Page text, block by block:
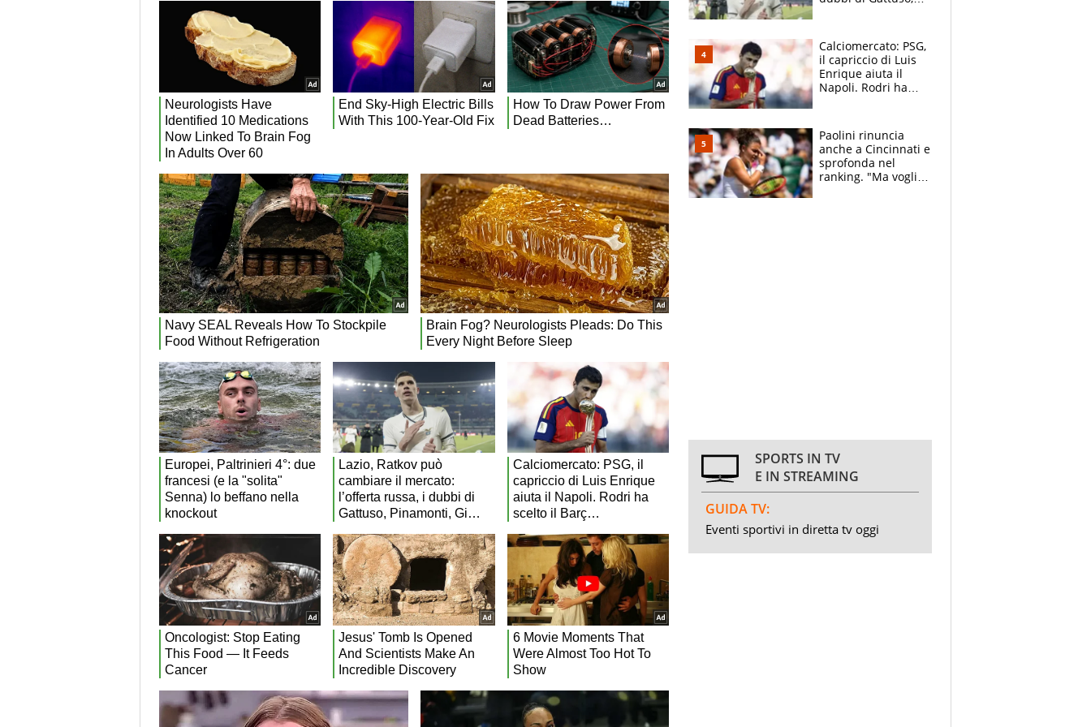
Calciomercato: PSG,
il capriccio di Luis
Enrique aiuta il
Napoli. Rodri ha
Fernandez
Paolini rinuncia
anche a Cincinnati e
sprofonda nel
ranking. "Ma voglio
SPORTS IN TV
E IN STREAMING
GUIDA TV:
Eventi sportivi in diretta tv oggi